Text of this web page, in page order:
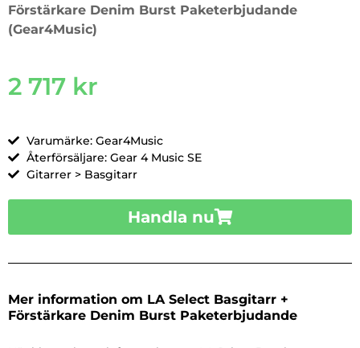
Förstärkare Denim Burst Paketerbjudande
(Gear4Music)
2 717 kr
Varumärke: Gear4Music
Återförsäljare: Gear 4 Music SE
Gitarrer > Basgitarr
Handla nu
Mer information om LA Select Basgitarr +
Förstärkare Denim Burst Paketerbjudande